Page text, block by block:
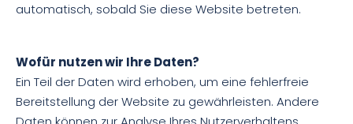
automatisch, sobald Sie diese Website betreten.
Wofür nutzen wir Ihre Daten?
Ein Teil der Daten wird erhoben, um eine fehlerfreie
Bereitstellung der Website zu gewährleisten. Andere